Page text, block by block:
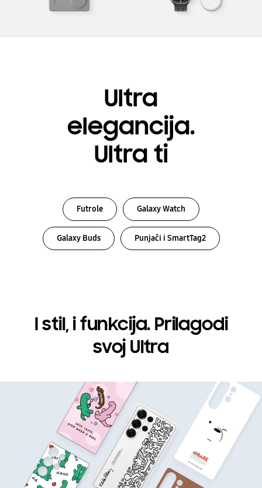
Ultra
elegancija.
Ultra ti
Futrole Galaxy Watch
Galaxy Buds Punjači i SmartTag2
I stil, i funkcija. Prilagodi
svoj Ultra